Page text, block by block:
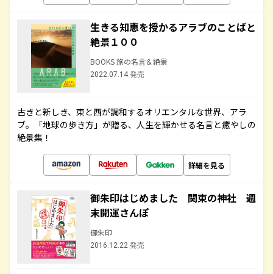
生きる知恵を授かるアラブのことばと
絶景１００
BOOKS 旅の名言＆絶景
2022.07.14 発売
古きと新しき、東と西が調和するオリエンタルな世界、アラ
ブ。「地球の歩き方」が贈る、人生を輝かせる名言と癒やしの
絶景集！
詳細を見る
御朱印はじめました 関東の神社 週
末開運さんぽ
御朱印
2016.12.22 発売